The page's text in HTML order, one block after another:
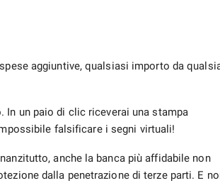
aggiuntive, qualsiasi importo da
In un paio di clic riceverai una stampa
falsificare i segni virtuali!
anche la banca più affidabile non
dalla penetrazione di terze parti. E